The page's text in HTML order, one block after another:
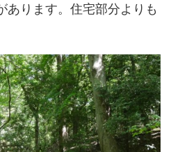
あります。住宅部分よりも